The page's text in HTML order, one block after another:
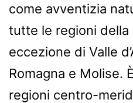
come avventizia
tutte le regioni della
eccezione di Valle
Romagna e Molise.
regioni centro-